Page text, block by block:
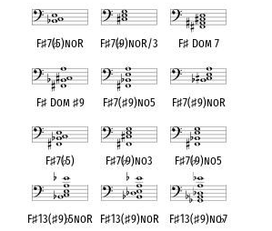
F♯7(♭5)noR F♯7(♭9)noR/3 F♯Dom 7
F♯Dom ♯9 F♯7(♯9)no5 F♯7(♯9)noR
F♯7(♭5) F♯7(♭9)no3 F♯7(♭9)no5
F♯13(♯9)♭5noR F♯13(♯9)noR F♯13(♯9)no♭7